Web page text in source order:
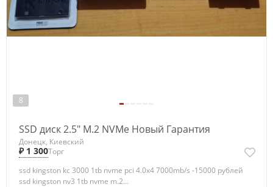
8
SSD диск 2.5" M.2 NVMe Новый Гарантия
Донецк, Киевский
₽ 1 300Торг
ssd kingston kc 3000 1tb nvme pci 4.0x4 7000mb/s -15000 рублей
ssd kingston nv3 1tb nvme m.2...